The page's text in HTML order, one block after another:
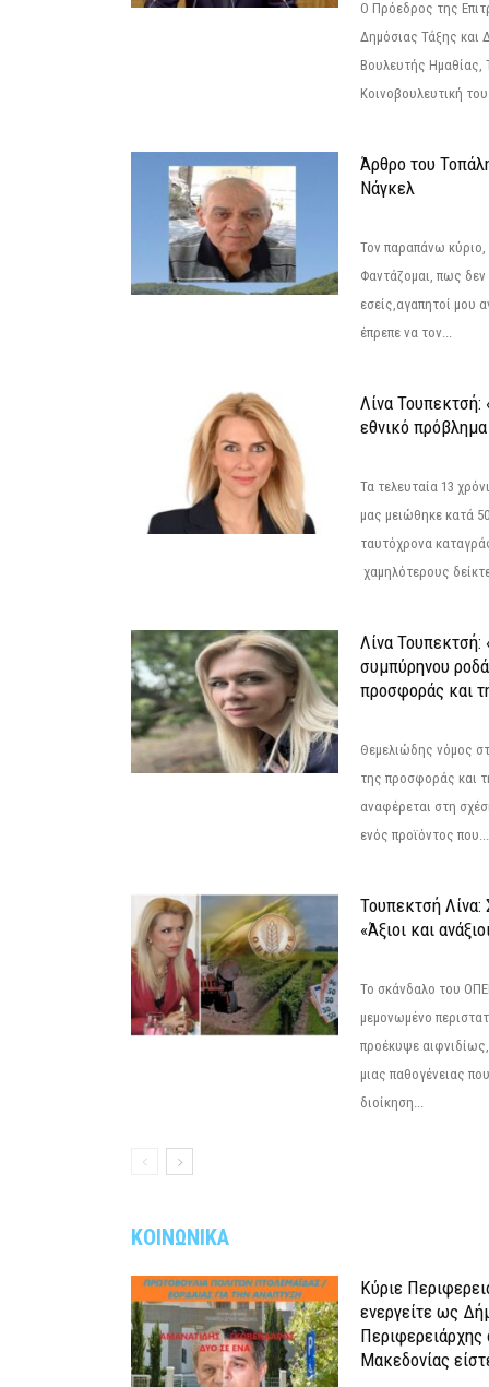
Ο Πρόεδρος της
Δημόσιας Τάξης και
Βουλευτής
Κοινοβουλευτική
Άρθρο του
Νάγκελ
Τον παραπάνω
Φαντάζομαι, πως δεν
εσείς,αγαπητοί μου
έπρεπε να τον...
Λίνα Τουπεκτσή:
εθνικό πρόβλημα
Τα τελευταία 13
μας μειώθηκε κατά
ταυτόχρονα
χαμηλότερους
Λίνα Τουπεκτσή:
συμπύρηνου
προσφοράς και
Θεμελιώδης νόμος
της προσφοράς και
αναφέρεται στη
ενός προϊόντος που...
Τουπεκτσή
«Άξιοι και
Το σκάνδαλο του
μεμονωμένο
προέκυψε
μιας παθογένειας
διοίκηση...
ΚΟΙΝΩΝΙΚΑ
Κύριε
ενεργείτε ως
Περιφερειάρχης
Μακεδονίας